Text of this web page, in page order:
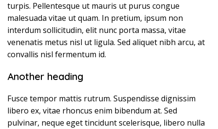
turpis. Pellentesque ut mauris ut purus congue
malesuada vitae ut quam. In pretium, ipsum non
interdum sollicitudin, elit nunc porta massa, vitae
venenatis metus nisl ut ligula. Sed aliquet nibh arcu, at
convallis nisl fermentum id.
Another heading
Fusce tempor mattis rutrum. Suspendisse dignissim
libero ex, vitae rhoncus enim bibendum at. Sed
pulvinar, neque eget tincidunt scelerisque, libero nulla